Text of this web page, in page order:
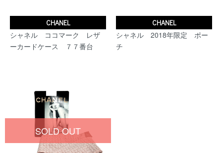
CHANEL
シャネル ココマーク レザ
ーカードケース ７７番台
CHANEL
シャネル 2018年限定 ポー
チ
SOLD OUT